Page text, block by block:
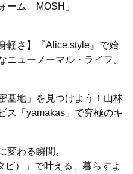
ーム「MOSH」
軽さ】『Alice.style』で始
ニューノーマル・ライフ。
基地」を見つけよう！山林
ス「yamakas」で究極のキ
変わる瞬間。
ビ）」で叶える、暮らすよ